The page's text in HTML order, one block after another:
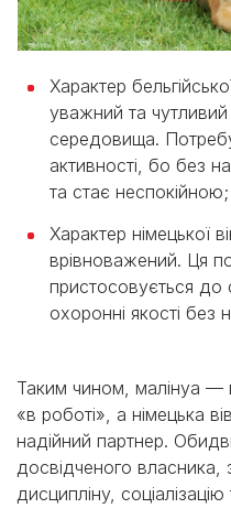
Характер
уважний та
середовища.
активності, бо без
та стає неспокійною;
Характер німецької
врівноважений. Ця
пристосовується до
охоронні якості без
Таким чином, малінуа —
«в роботі», а німецька
надійний партнер.
досвідченого власника,
дисципліну,